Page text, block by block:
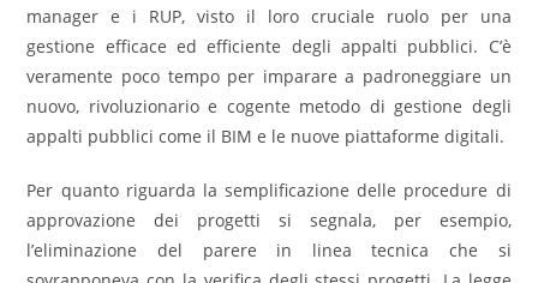
manager e i RUP, visto il loro cruciale ruolo per una
gestione efficace ed efficiente degli appalti pubblici. C’è
veramente poco tempo per imparare a padroneggiare un
nuovo, rivoluzionario e cogente metodo di gestione degli
appalti pubblici come il BIM e le nuove piattaforme digitali.
Per quanto riguarda la semplificazione delle procedure di
approvazione dei progetti si segnala, per esempio,
l’eliminazione del parere in linea tecnica che si